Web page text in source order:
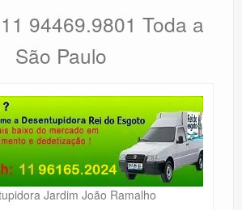
94469.9801 Toda a
São Paulo
Jardim João Ramalho